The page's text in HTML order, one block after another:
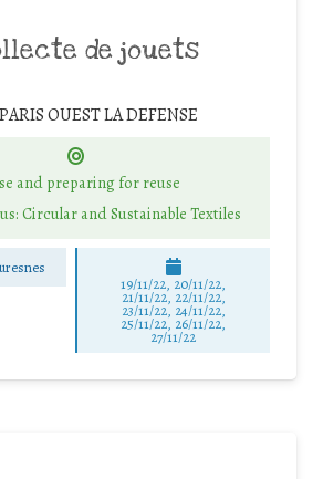
de jouets
PARIS OUEST LA DEFENSE
and preparing for reuse
Circular and Sustainable Textiles
19/11/22, 20/11/22,
21/11/22, 22/11/22,
23/11/22, 24/11/22,
25/11/22, 26/11/22,
27/11/22